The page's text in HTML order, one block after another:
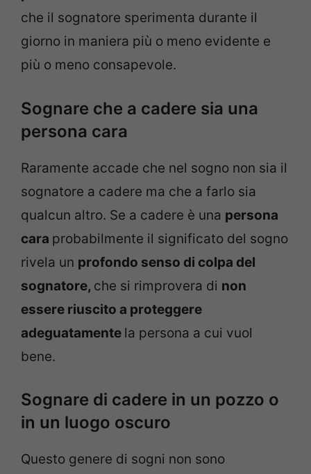
che il sognatore sperimenta durante il
giorno in maniera più o meno evidente e
più o meno consapevole.
Sognare che a cadere sia una
persona cara
Raramente accade che nel sogno non sia il
sognatore a cadere ma che a farlo sia
qualcun altro. Se a cadere è una persona
cara probabilmente il significato del sogno
rivela un profondo senso di colpa del
sognatore, che si rimprovera di non
essere riuscito a proteggere
adeguatamente la persona a cui vuol
bene.
Sognare di cadere in un pozzo o
in un luogo oscuro
Questo genere di sogni non sono